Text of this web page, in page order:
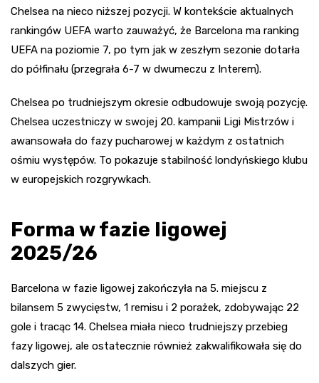
Chelsea na nieco niższej pozycji. W kontekście aktualnych
rankingów UEFA warto zauważyć, że Barcelona ma ranking
UEFA na poziomie 7, po tym jak w zeszłym sezonie dotarła
do półfinału (przegrała 6-7 w dwumeczu z Interem).
Chelsea po trudniejszym okresie odbudowuje swoją pozycję.
Chelsea uczestniczy w swojej 20. kampanii Ligi Mistrzów i
awansowała do fazy pucharowej w każdym z ostatnich
ośmiu występów. To pokazuje stabilność londyńskiego klubu
w europejskich rozgrywkach.
Forma w fazie ligowej
2025/26
Barcelona w fazie ligowej zakończyła na 5. miejscu z
bilansem 5 zwycięstw, 1 remisu i 2 porażek, zdobywając 22
gole i tracąc 14. Chelsea miała nieco trudniejszy przebieg
fazy ligowej, ale ostatecznie również zakwalifikowała się do
dalszych gier.